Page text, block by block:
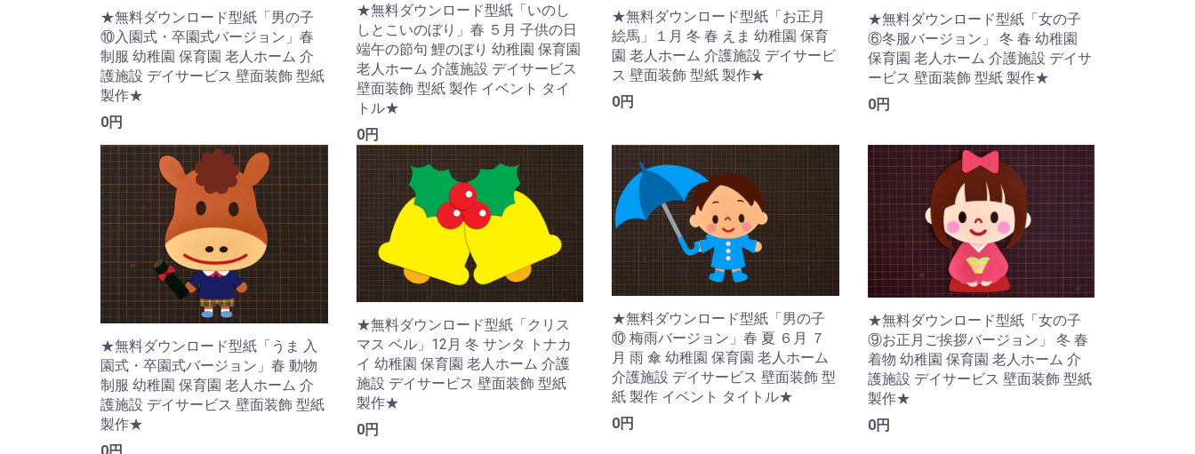
★無料ダウンロード型紙「男の子
⑩入園式・卒園式バージョン」春
制服 幼稚園 保育園 老人ホーム 介
護施設 デイサービス 壁面装飾 型紙
製作★
0円
★無料ダウンロード型紙「いのし
しとこいのぼり」春 ５月 子供の日
端午の節句 鯉のぼり 幼稚園 保育園
老人ホーム 介護施設 デイサービス
壁面装飾 型紙 製作 イベント タイ
トル★
0円
★無料ダウンロード型紙「お正月
絵馬」１月 冬 春 えま 幼稚園 保育
園 老人ホーム 介護施設 デイサービ
ス 壁面装飾 型紙 製作★
0円
★無料ダウンロード型紙「女の子
⑥冬服バージョン」 冬 春 幼稚園
保育園 老人ホーム 介護施設 デイサ
ービス 壁面装飾 型紙 製作★
0円
★無料ダウンロード型紙「うま 入
園式・卒園式バージョン」春 動物
制服 幼稚園 保育園 老人ホーム 介
護施設 デイサービス 壁面装飾 型紙
製作★
0円
★無料ダウンロード型紙「クリス
マス ベル」12月 冬 サンタ トナカ
イ 幼稚園 保育園 老人ホーム 介護
施設 デイサービス 壁面装飾 型紙
製作★
0円
★無料ダウンロード型紙「男の子
⑩ 梅雨バージョン」春 夏 ６月 ７
月 雨 傘 幼稚園 保育園 老人ホーム
介護施設 デイサービス 壁面装飾 型
紙 製作 イベント タイトル★
0円
★無料ダウンロード型紙「女の子
⑨お正月ご挨拶バージョン」 冬 春
着物 幼稚園 保育園 老人ホーム 介
護施設 デイサービス 壁面装飾 型紙
製作★
0円